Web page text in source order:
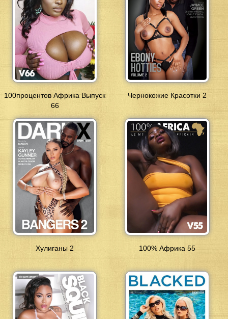
100процентов Африка Выпуск
66
Чернокожие Красотки 2
Хулиганы 2 100% Африка 55